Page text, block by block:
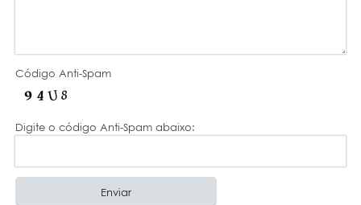
Código Anti-Spam
Digite o código Anti-Spam abaixo: